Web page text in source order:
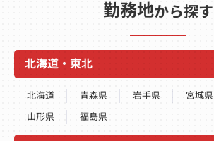
勤務地から探す
北海道・東北
北海道 青森県 岩手県 宮城県
山形県
福島県